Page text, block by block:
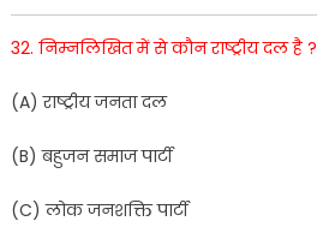
32. निम्नलिखितमेंसेकौनराष्ट्रीयदलहै ?
(A)राष्ट्रीयजनतादल
(B)बहुजनसमाजपार्टी
(C)लोकजनशक्तिपार्टी